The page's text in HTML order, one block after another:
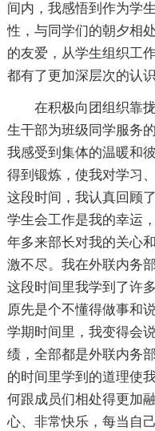
间内，我感悟到作为学
性，与同学们的朝夕相
的友爱，从学生组织工
都有了更加深层次的认识
在积极向团组织靠
生干部为班级同学服务
我感受到集体的温暖和
得到锻炼，使我对学习
这段时间，我认真回顾
学生会工作是我的幸运
年多来部长对我的关心
激不尽。我在外联内务
这段时间里我学到了许
原先是个不懂得做事和
学期时间里，我变得会
绩，全部都是外联内务
的时间里学到的道理使
何跟成员们相处得更加
心、非常快乐，每当自